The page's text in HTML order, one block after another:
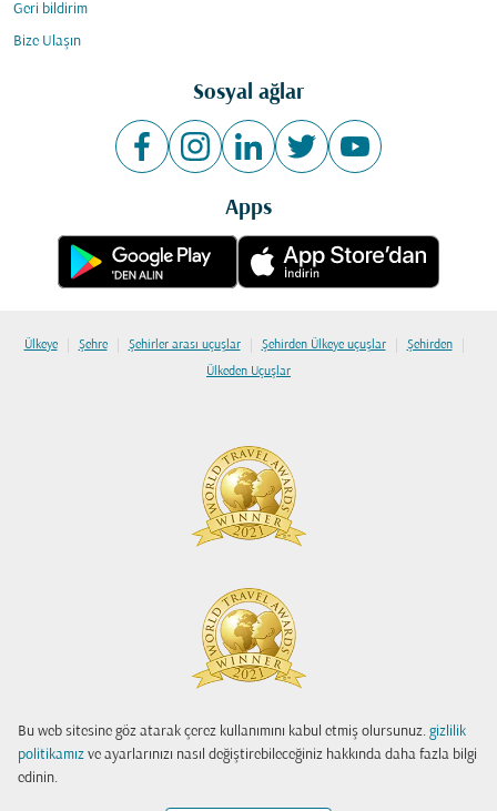
Bu web sitesine göz atarak çerez kullanımını kabul etmiş olursunuz. gizlilik
politikamız ve ayarlarınızı nasıl değiştirebileceğiniz hakkında daha fazla bilgi
edinin.
Geri bildirim
Bize Ulaşın
Sosyal ağlar
Apps
Ülkeye | Şehre | Şehirler arası uçuşlar | Şehirden Ülkeye uçuşlar | Şehirden |
Ülkeden Uçuşlar